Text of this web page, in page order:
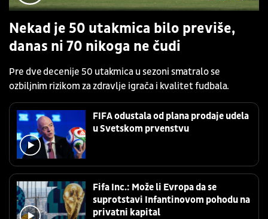
Nekad je 50 utakmica bilo previše,
danas ni 70 nikoga ne čudi
Pre dve decenije 50 utakmica u sezoni smatralo se
ozbiljnim rizikom za zdravlje igrača i kvalitet fudbala.
FIFA odustala od plana prodaje udela
u Svetskom prvenstvu
Fifa Inc.: Može li Evropa da se
suprotstavi Infantinovom pohodu na
privatni kapital